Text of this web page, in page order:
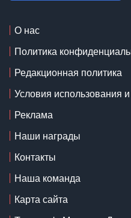
О нас
Политика
Редакционная политика
Условия использования
Реклама
Наши награды
Контакты
Наша команда
Карта сайта